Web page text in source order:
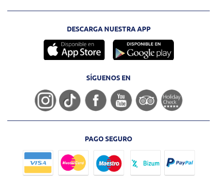
DESCARGA NUESTRA APP
SÍGUENOS EN
PAGO SEGURO